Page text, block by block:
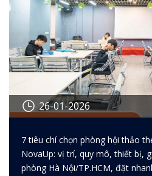
26-01-2026
Cách chọn phòng
giờ chuyên
giúp bạn đặt
7 tiêu chí chọn phòng hội thảo
NovaUp: vị trí, quy mô, thiết bị,
phòng Hà Nội/TP.HCM, đặt